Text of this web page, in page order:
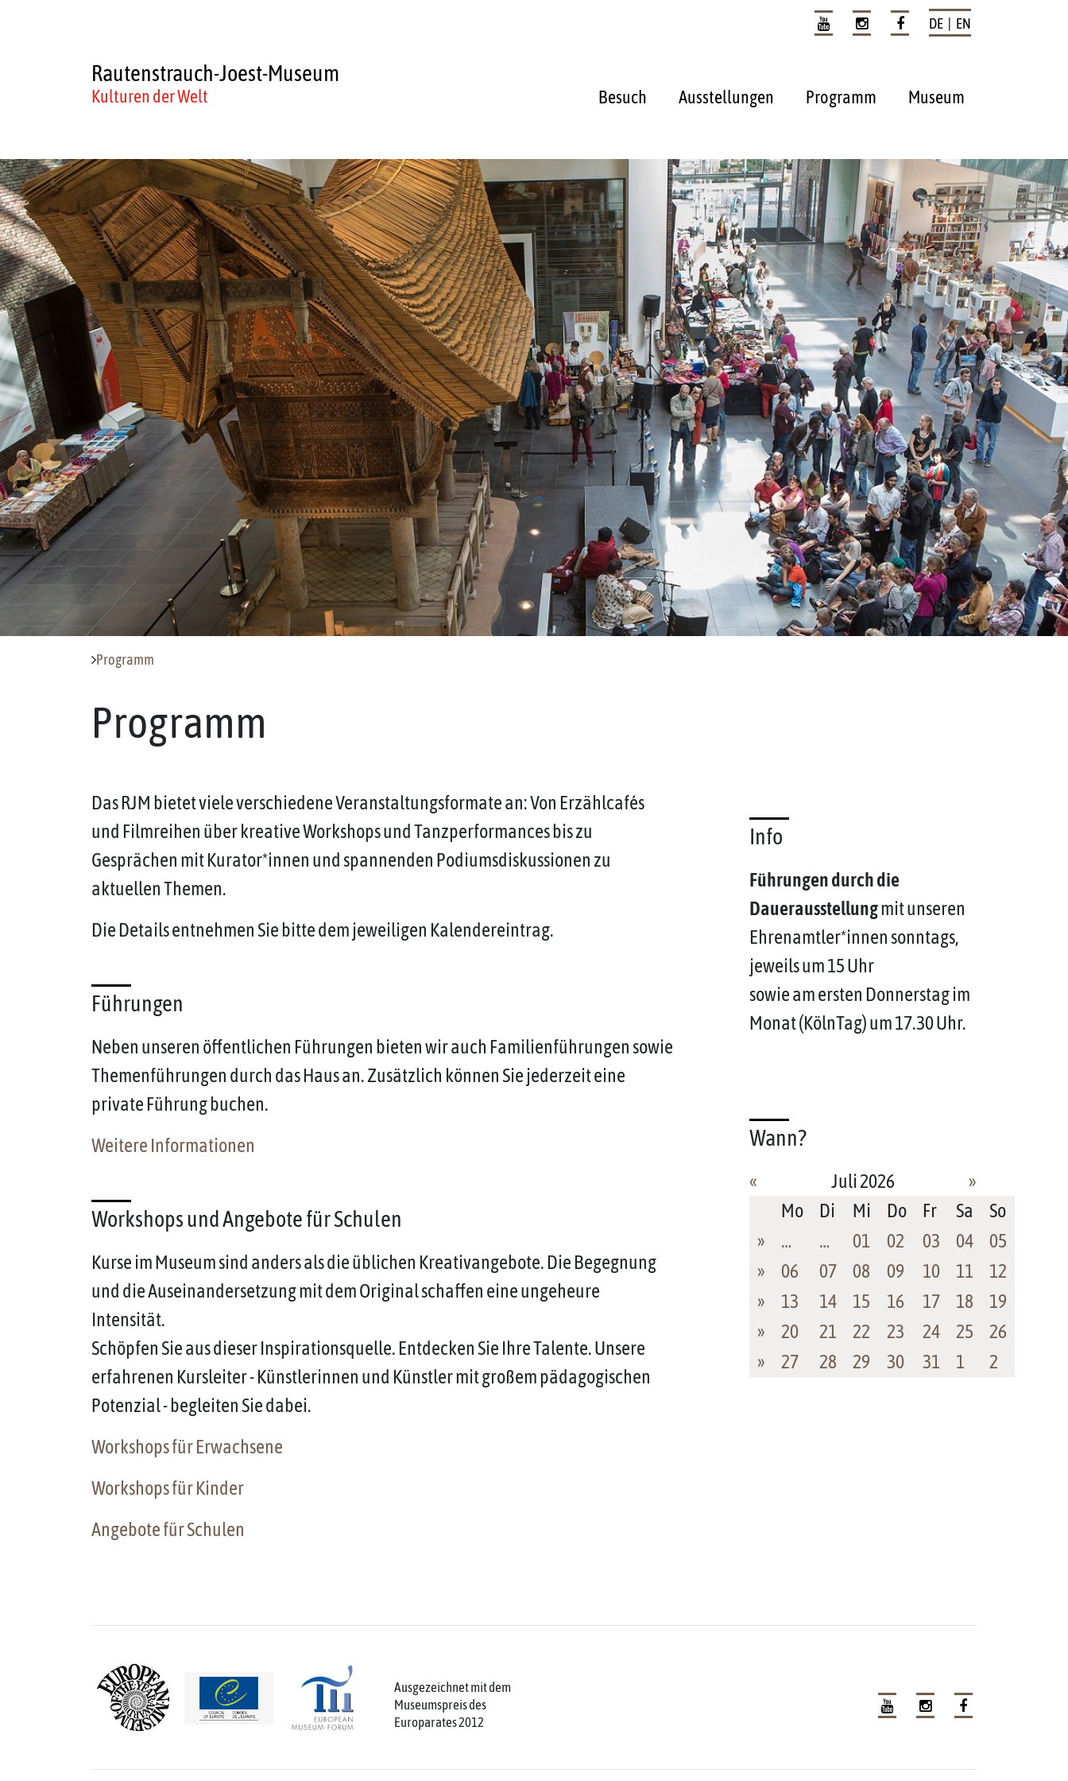
DE | EN
Rautenstrauch-Joest-Museum
Kulturen der Welt Besuch Ausstellungen Programm Museum
Programm
Programm
Das RJM bietet viele verschiedene Veranstaltungsformate an: Von Erzählcafés
und Filmreihen über kreative Workshops und Tanzperformances bis zu
Gesprächen mit Kurator*innen und spannenden Podiumsdiskussionen zu
aktuellen Themen.
Die Details entnehmen Sie bitte dem jeweiligen Kalendereintrag.
Führungen
Neben unseren öffentlichen Führungen bieten wir auch Familienführungen sowie
Themenführungen durch das Haus an. Zusätzlich können Sie jederzeit eine
private Führung buchen.
Weitere Informationen
Workshops und Angebote für Schulen
Kurse im Museum sind anders als die üblichen Kreativangebote. Die Begegnung
und die Auseinandersetzung mit dem Original schaffen eine ungeheure
Intensität.
Schöpfen Sie aus dieser Inspirationsquelle. Entdecken Sie Ihre Talente. Unsere
erfahrenen Kursleiter - Künstlerinnen und Künstler mit großem pädagogischen
Potenzial - begleiten Sie dabei.
Workshops für Erwachsene
Workshops für Kinder
Angebote für Schulen
Info
Führungen durch die
Dauerausstellungmit unseren
Ehrenamtler*innen sonntags,
jeweils um 15 Uhr
sowie am ersten Donnerstag im
Monat (KölnTag) um 17.30 Uhr.
Wann?
»
«
Juli 2026
Mo
Di Mi Do Fr Sa
So
»
… … 01 02 03 04
05
»
06 07 08 09 10 11
12
»
13 14 15 16 17 18
19
»
20 21 22 23 24 25
26
»
27 28 29 30 31 1 2
Ausgezeichnet mit dem
Museumspreis des
Europarates 2012